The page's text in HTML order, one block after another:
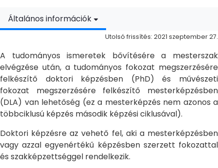
Általános információk
Utolsó frissítés: 2021 szeptember 27.
A tudományos ismeretek bővítésére a mesterszak
elvégzése után, a tudományos fokozat megszerzésére
felkészítő doktori képzésben (PhD) és művészeti
fokozat megszerzésére felkészítő mesterképzésben
(DLA) van lehetőség (ez a mesterképzés nem azonos a
többciklusú képzés második képzési ciklusával).
Doktori képzésre az vehető fel, aki a mesterképzésben
vagy azzal egyenértékű képzésben szerzett fokozattal
és szakképzettséggel rendelkezik.